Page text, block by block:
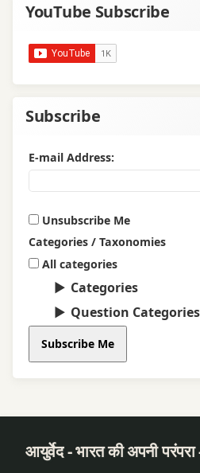
YouTube Subscribe
Subscribe
E-mail Address:
Unsubscribe Me
Categories / Taxonomies
All categories
Categories
Question Categories
Subscribe Me
आयुर्वेद - भारत की अपनी परंपरा